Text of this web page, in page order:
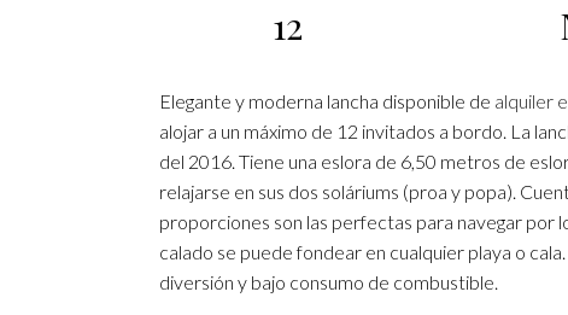
12
Elegante y moderna lancha disponible de alquiler
alojar a un máximo de 12 invitados a bordo. La
del 2016. Tiene una eslora de 6,50 metros de
relajarse en sus dos soláriums (proa y popa).
proporciones son las perfectas para navegar por
calado se puede fondear en cualquier playa o
diversión y bajo consumo de combustible.